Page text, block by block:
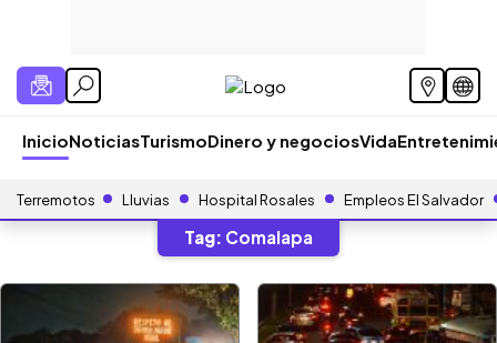
InicioNoticiasTurismoDinero y negociosVida
Terremotos Lluvias Hospital Rosales Empleos El Salvador
Tag: Comalapa